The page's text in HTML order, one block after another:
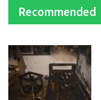
Recommended